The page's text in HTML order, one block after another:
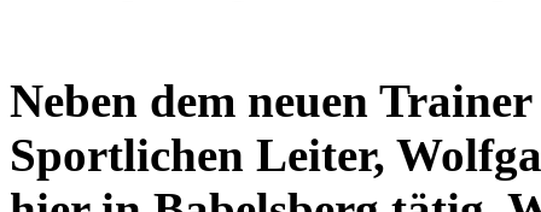
Neben dem neuen
Sportlichen Leiter,